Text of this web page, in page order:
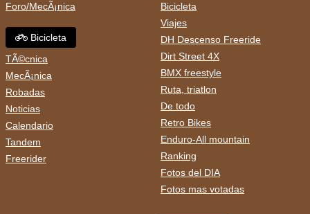
Foro/MecÃ¡nica
Bicicleta
TÃ©cnica
MecÃ¡nica
Robadas
Noticias
Calendario
Tandem
Freerider
Bicicleta
Viajes
DH Descenso Freeride
Dirt Street 4X
BMX freestyle
Ruta, triatlon
De todo
Retro Bikes
Enduro-All mountain
Ranking
Fotos del DIA
Fotos mas votadas